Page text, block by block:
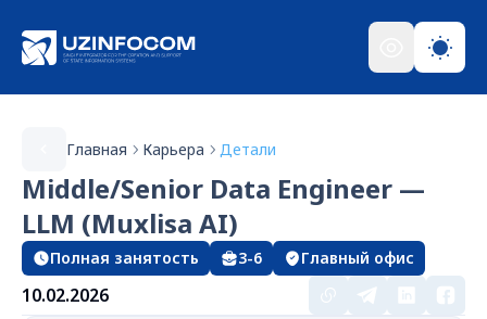
Главная Карьера Детали
Middle/Senior Data Engineer —
LLM (Muxlisa AI)
Полная занятость 3-6 Главный офис
10.02.2026